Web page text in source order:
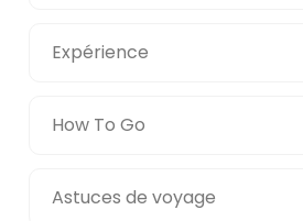
Expérience
How To Go
Astuces de voyage